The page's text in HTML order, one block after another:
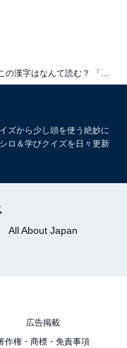
「時化」【難読漢字
ズから少し頭を使う絶妙に
ロ＆学びクイズを日々更新
All About Japan
広告掲載
作権・商標・免責事項